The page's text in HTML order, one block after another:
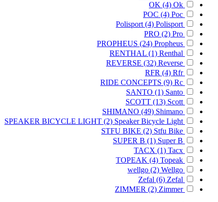
OK (4) Ok
POC (4) Poc
Polisport (4) Polisport
PRO (2) Pro
PROPHEUS (24) Propheus
RENTHAL (1) Renthal
REVERSE (32) Reverse
RFR (4) Rfr
RIDE CONCEPTS (9) Rc
SANTO (1) Santo
SCOTT (13) Scott
SHIMANO (49) Shimano
SPEAKER BICYCLE LIGHT (2) Speaker Bicycle Light
STFU BIKE (2) Stfu Bike
SUPER B (1) Super B
TACX (1) Tacx
TOPEAK (4) Topeak
wellgo (2) Wellgo
Zefal (6) Zefal
ZIMMER (2) Zimmer